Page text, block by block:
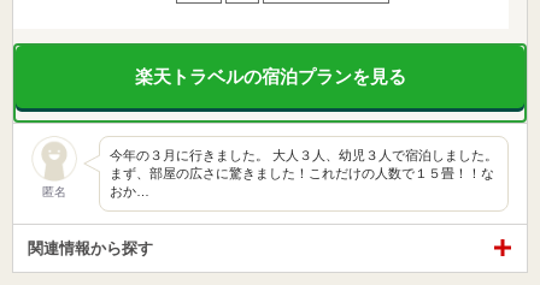
楽天トラベルの宿泊プランを見る
匿名
今年の３月に行きました。 大人３人、幼児３人で宿泊しました。
まず、部屋の広さに驚きました！これだけの人数で１５畳！！な
おか…
関連情報から探す